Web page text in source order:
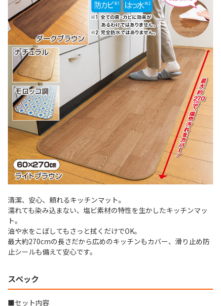
清潔、安心、頼れるキッチンマット。
濡れても染み込まない、塩ビ素材の特性を生かしたキッチンマッ
ト。
油や水をこぼしてもさっと拭くだけでOK。
最大約270cmの長さだから広めのキッチンもカバー、滑り止め防
止シールも備えて安心です。
スペック
■セット内容